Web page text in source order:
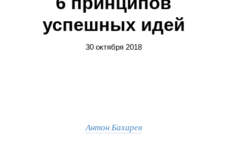
успешных идей
30 октября 2018
Антон Бахарев